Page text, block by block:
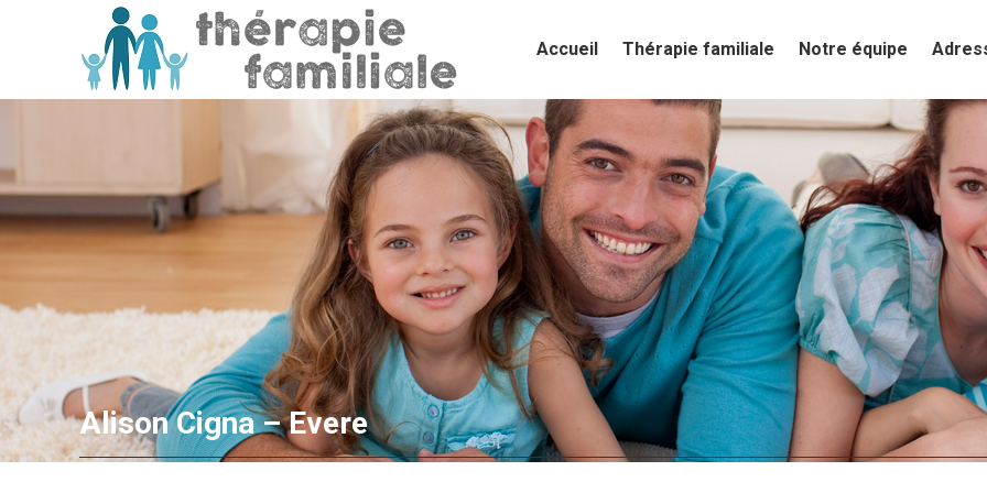
Accueil Thérapie familiale Notre équipe
Alison Cigna – Evere
Accueil Thérapie familiale Notre équipe